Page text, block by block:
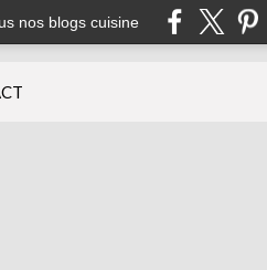
nos blogs cuisine